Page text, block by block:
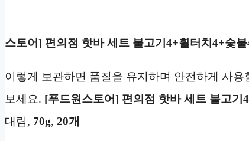
스토어] 편의점 핫바 세트 불고기4+휠터치4+숯
이렇게 보관하면 품질을 유지하며 안전하게 사
보세요. [푸드원스토어] 편의점 핫바 세트 불고
대림, 70g, 20개